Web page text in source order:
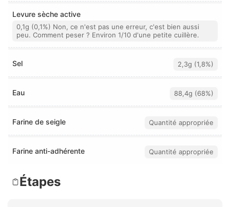
Levure sèche active
0,1g (0,1%) Non, ce n'est pas une erreur, c'est bien aussi
peu. Comment peser ? Environ 1/10 d'une petite cuillère.
Sel 2,3g (1,8%)
Eau 88,4g (68%)
Farine de seigle Quantité appropriée
Farine anti-adhérente Quantité appropriée
Étapes